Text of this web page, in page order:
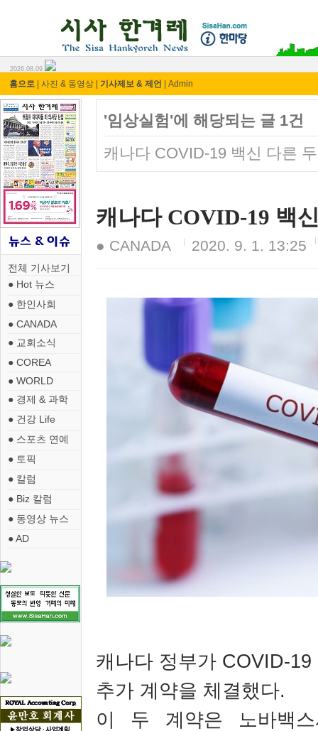
2026.08.09
홈으로 사진 & 동영상 기사제보 & 제언 Admin
전체 기사보기
● Hot 뉴스
● 한인사회
● CANADA
● 교회소식
● COREA
● WORLD
● 경제 & 과학
● 건강 Life
● 스포츠 연예
● 토픽
● 칼럼
● Biz 칼럼
● 동영상 뉴스
● AD
'임상실험'에 해당되는 글 1건
캐나다 COVID-19 백신 다른
캐나다 COVID-19 백
● CANADA 2020. 9. 1. 13:25
캐나다 정부가 COVID-19
추가 계약을 체결했다.
이 두 계약은 노바백스